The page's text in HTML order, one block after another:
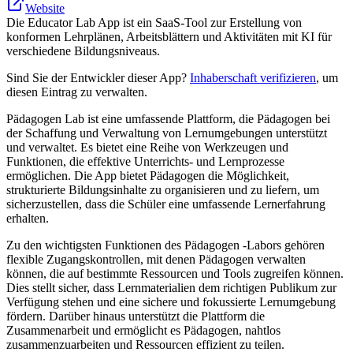
Website
Die Educator Lab App ist ein SaaS-Tool zur Erstellung von
konformen Lehrplänen, Arbeitsblättern und Aktivitäten mit KI für
verschiedene Bildungsniveaus.
Sind Sie der Entwickler dieser App? Inhaberschaft verifizieren, um
diesen Eintrag zu verwalten.
Pädagogen Lab ist eine umfassende Plattform, die Pädagogen bei
der Schaffung und Verwaltung von Lernumgebungen unterstützt
und verwaltet. Es bietet eine Reihe von Werkzeugen und
Funktionen, die effektive Unterrichts- und Lernprozesse
ermöglichen. Die App bietet Pädagogen die Möglichkeit,
strukturierte Bildungsinhalte zu organisieren und zu liefern, um
sicherzustellen, dass die Schüler eine umfassende Lernerfahrung
erhalten.
Zu den wichtigsten Funktionen des Pädagogen -Labors gehören
flexible Zugangskontrollen, mit denen Pädagogen verwalten
können, die auf bestimmte Ressourcen und Tools zugreifen können.
Dies stellt sicher, dass Lernmaterialien dem richtigen Publikum zur
Verfügung stehen und eine sichere und fokussierte Lernumgebung
fördern. Darüber hinaus unterstützt die Plattform die
Zusammenarbeit und ermöglicht es Pädagogen, nahtlos
zusammenzuarbeiten und Ressourcen effizient zu teilen.